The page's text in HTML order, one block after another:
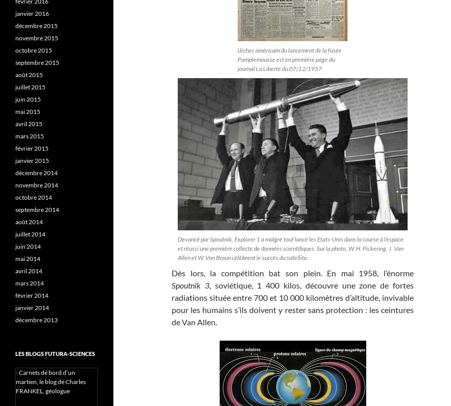
L’échec américain du lancement de la fusée
Pamplemousse est en première page du
journal La Liberté du 07/12/1957
Devancé par Spoutnik, Explorer 1 a malgré tout lancé les Etats-Unis dans la course à l’espace
et réussi une première collecte de données scientifiques. Sur la photo, W. H. Pickering, J. Van
Allen et W. Von Braun célèbrent le succès du satellite.
Dès lors, la compétition bat son plein. En mai 1958, l’énorme
Spoutnik 3, soviétique, 1 400 kilos, découvre une zone de fortes
radiations située entre 700 et 10 000 kilomètres d’altitude, invivable
pour les humains s’ils doivent y rester sans protection : les ceintures
de Van Allen.
janvier 2016
décembre 2015
novembre 2015
octobre 2015
septembre 2015
août 2015
juillet 2015
juin 2015
mai 2015
avril 2015
mars 2015
février 2015
janvier 2015
décembre 2014
novembre 2014
octobre 2014
septembre 2014
août 2014
juillet 2014
juin 2014
mai 2014
avril 2014
mars 2014
février 2014
janvier 2014
décembre 2013
LES BLOGS FUTURA-SCIENCES
-Carnets de bord d’un
martien, le blog de Charles
FRANKEL, géologue